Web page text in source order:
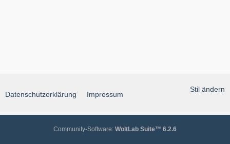
Stil ändern
Datenschutzerklärung Impressum
Community-Software: WoltLab Suite™ 6.2.6